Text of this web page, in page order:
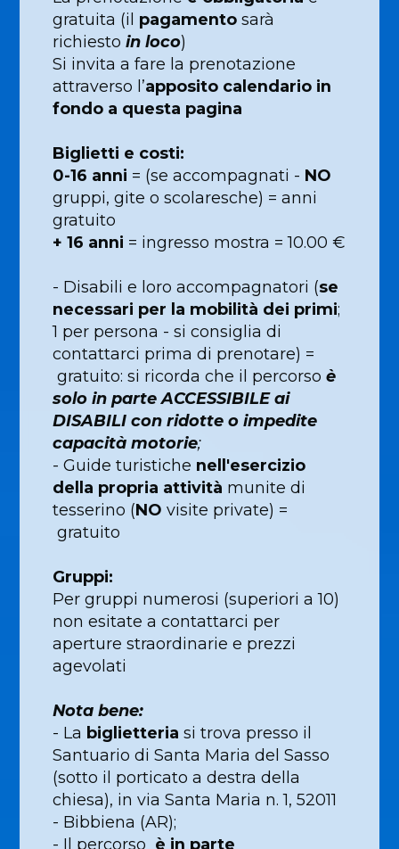
gratuita (il pagamentosarà
richiesto in loco)
Si invita a fare la prenotazione
attraverso l’apposito calendario in
fondo a questa pagina
Biglietti e costi:
0-16 anni = (se accompagnati - NO
gruppi, gite o scolaresche) = anni
gratuito
+ 16 anni = ingresso mostra = 10.00 €
- Disabili e loro accompagnatori (se
necessari per la mobilità dei primi;
1 per persona - si consiglia di
contattarci prima di prenotare) =
gratuito: si ricorda che il percorso è
solo in parte ACCESSIBILE ai
DISABILI con ridotte o impedite
capacità motorie;
- Guide turistiche nell'esercizio
della propria attività munite di
tesserino (NO visite private) =
gratuito
Gruppi:
Per gruppi numerosi (superiori a 10)
non esitate a contattarci per
aperture straordinarie e prezzi
agevolati
Nota bene:
- La biglietteria si trova presso il
Santuario di Santa Maria del Sasso
(sotto il porticato a destra della
chiesa), in via Santa Maria n. 1, 52011
- Bibbiena (AR);
- Il percorso è in parte